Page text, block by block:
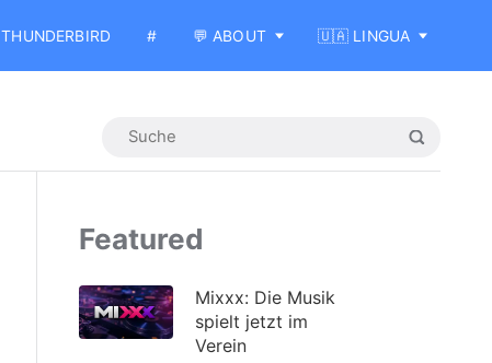
THUNDERBIRD # 💬 ABOUT 🇺🇦 LINGUA
Featured
Mixxx: Die Musik
spielt jetzt im
Verein